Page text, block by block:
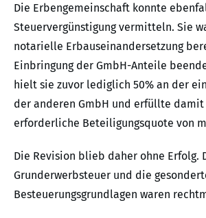
Die Erbengemeinschaft konnte
Steuervergünstigung vermitteln. Sie
notarielle Erbauseinandersetzung
Einbringung der GmbH-Anteile
hielt sie zuvor lediglich 50% an der
der anderen GmbH und erfüllte
erforderliche Beteiligungsquote von
Die Revision blieb daher ohne Erfolg.
Grunderwerbsteuer und die
Besteuerungsgrundlagen waren